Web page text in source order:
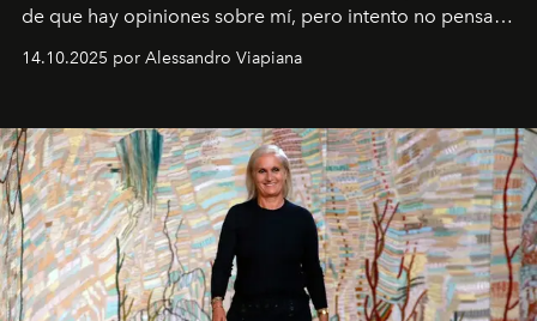
de que hay opiniones sobre mí, pero intento no pensar
demasiado en cómo me perciben. Creo que es una
pérdida de tiempo", afirma.
14.10.2025 por Alessandro Viapiana